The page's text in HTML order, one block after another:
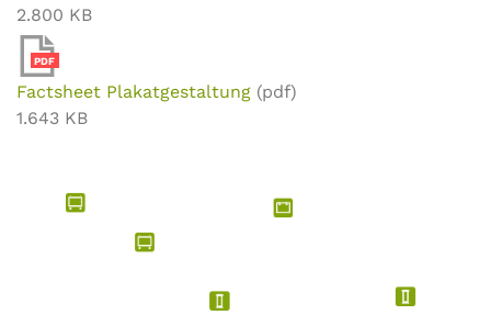
2.800 KB
PDF
Factsheet Plakatgestaltung (pdf)
1.643 KB